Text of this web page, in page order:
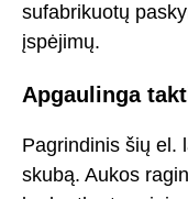
sufabrikuotų
įspėjimų.
Apgaulinga
Pagrindinis šių el.
skubą. Aukos